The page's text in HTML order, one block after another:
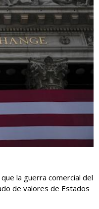
la guerra comercial del
de valores de Estados